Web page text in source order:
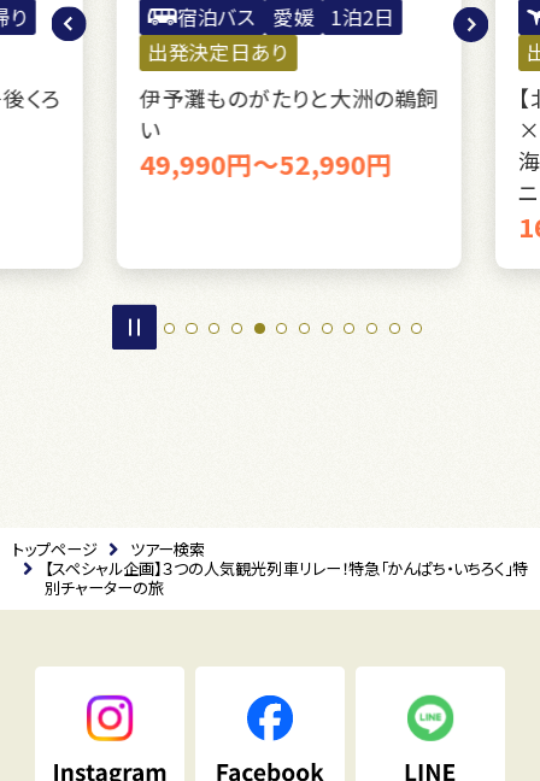
ろ
宿泊バス 愛媛 1泊2日
出発決定日あり
伊予灘ものがたりと大洲の鵜飼
い
49,990円～52,990円
ニ
トップページ
ツアー検索
【スペシャル企画】３つの人気観光列車リレー！特急「かんぱち・いちろく」特
別チャーターの旅